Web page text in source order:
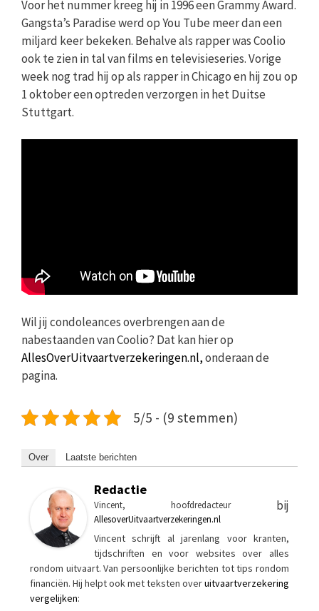
Voor het nummer kreeg hij in 1996 een Grammy Award.
Gangsta’s Paradise werd op You Tube meer dan een
miljard keer bekeken. Behalve als rapper was Coolio
ook te zien in tal van films en televisieseries. Vorige
week nog trad hij op als rapper in Chicago en hij zou op
1 oktober een optreden verzorgen in het Duitse
Stuttgart.
Wil jij condoleances overbrengen aan de
nabestaanden van Coolio? Dat kan hier op
AllesOverUitvaartverzekeringen.nl,onderaan de
pagina.
5/5 - (9 stemmen)
Over Laatste berichten
Redactie
Vincent, hoofdredacteurbij
AllesoverUitvaartverzekeringen.nl
Vincent schrijft al jarenlang voor kranten,
tijdschriften en voor websites over alles
rondom uitvaart. Van persoonlijke berichten tot tips rondom
financiën. Hij helpt ook met teksten overuitvaartverzekering
vergelijken: